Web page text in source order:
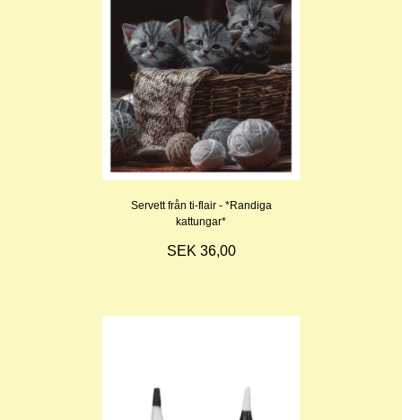
Servett från ti-flair - *Randiga
kattungar*
SEK 36,00